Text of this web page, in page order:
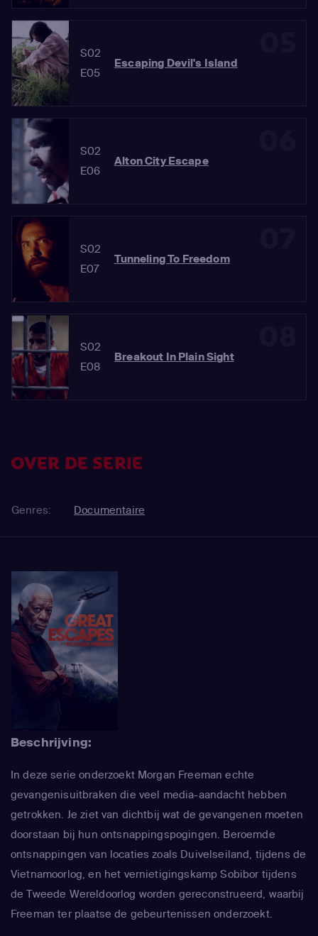
S02
E05
Escaping Devil's Island
S02
E06
Alton City Escape
S02
E07
Tunneling To Freedom
S02
E08
Breakout In Plain Sight
OVER DE SERIE
Genres: Documentaire
Beschrijving:
In deze serie onderzoekt Morgan Freeman echte
gevangenisuitbraken die veel media-aandacht hebben
getrokken. Je ziet van dichtbij wat de gevangenen moeten
doorstaan bij hun ontsnappingspogingen. Beroemde
ontsnappingen van locaties zoals Duivelseiland, tijdens de
Vietnamoorlog, en het vernietigingskamp Sobibor tijdens
de Tweede Wereldoorlog worden gereconstrueerd, waarbij
Freeman ter plaatse de gebeurtenissen onderzoekt.